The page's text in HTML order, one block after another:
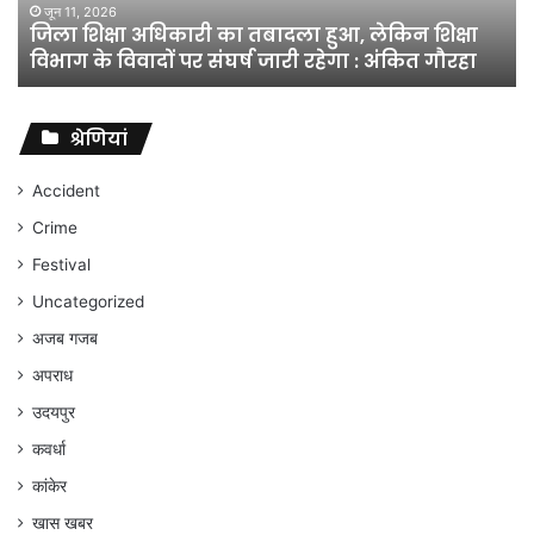
शिक्षा
विभाग
विवादों
संघर्ष
जारी
रहेगा
अंकित
गौरहा
जून 11, 2026
जिला शिक्षा अधिकारी का तबादला हुआ, लेकिन शिक्षा
विभाग के विवादों पर संघर्ष जारी रहेगा : अंकित गौरहा
श्रेणियां
Accident
Crime
Festival
Uncategorized
अजब गजब
अपराध
उदयपुर
कवर्धा
कांकेर
खास खबर